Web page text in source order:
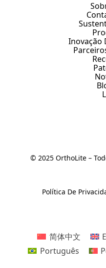
Inovação
© 2025 OrthoLite –
Política De
简体中文
Português